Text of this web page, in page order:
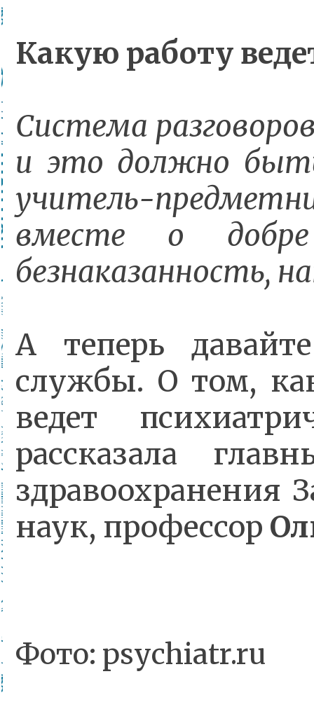
Какую работу
Система
и это должно
учитель-
вместе о добре
безнаказанность,
А теперь
службы. О том,
ведет
рассказала
здравоохранения
наук, профессор
Фото: psychiatr.ru